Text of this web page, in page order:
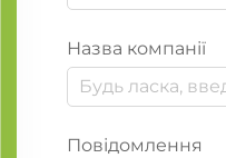
Назва компанії
Повідомлення